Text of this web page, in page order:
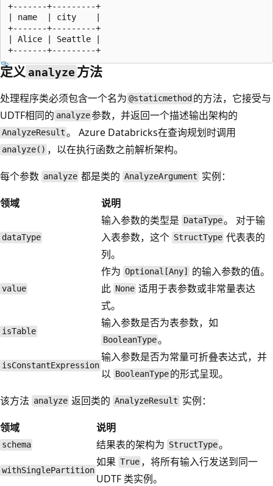
+-------+---------+
| name  | city    |
+-------+---------+
| Alice | Seattle |
定义 analyze 方法
处理程序类必须包含一个名为 @staticmethod 的方法，它接受与
UDTF相同的 analyze参数，并返回一个描述输出架构的
AnalyzeResult 。 Azure Databricks在查询规划时调用
analyze() ，以在执行函数之前解析架构。
每个参数 analyze 都是类的 AnalyzeArgument 实例：
领域
说明
dataType
输入参数的类型是 DataType。 对于输
入表参数，这个 StructType 代表表的
列。
value
作为 Optional[Any]
的输入参数的值。
此 None 适用于表参数或非常量表达
式。
isTable
输入参数是否为表参数，如
BooleanType。
isConstantExpression
输入参数是否为常量可折叠表达式，并
以 BooleanType 的形式呈现。
该方法 analyze 返回类的 AnalyzeResult 实例：
领域
说明
schema 结果表的架构为 StructType。
withSinglePartition
如果 True ，将所有输入行发送到同一
UDTF 类实例。